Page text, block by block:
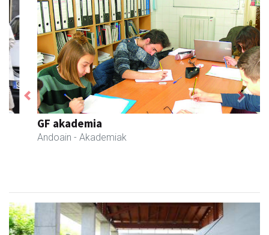
GF akademia
Andoain - Akademiak
Previous Next